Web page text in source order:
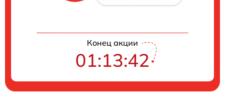
Конец акции
01:13:41